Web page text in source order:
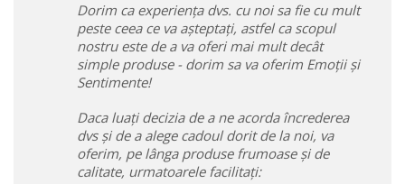
Dorim ca experiența dvs. cu noi sa fie cu mult
peste ceea ce va așteptați, astfel ca scopul
nostru este de a va oferi mai mult decât
simple produse - dorim sa va oferim Emoții și
Sentimente!
Daca luați decizia de a ne acorda încrederea
dvs și de a alege cadoul dorit de la noi, va
oferim, pe lânga produse frumoase și de
calitate, urmatoarele facilitați: